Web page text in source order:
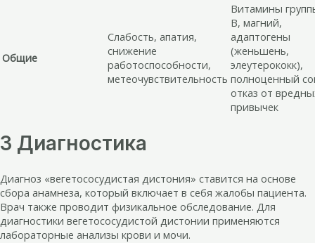
Общие
Слабость, апатия,
снижение
работоспособности,
метеочувствительность
Витамины
В, магний,
адаптогены
(женьшень,
элеутерококк),
полноценный
отказ от
привычек
3 Диагностика
Диагноз «вегетососудистая дистония» ставится на основе
сбора анамнеза, который включает в себя жалобы пациента.
Врач также проводит физикальное обследование. Для
диагностики вегетососудистой дистонии применяются
лабораторные анализы крови и мочи.